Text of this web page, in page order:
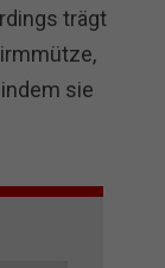
trägt
sie